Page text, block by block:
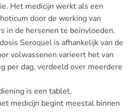
Het medicijn werkt als een
door de werking van
in de hersenen te beïnvloeden.
Seroquel is afhankelijk van de
volwassenen varieert het van
per dag, verdeeld over meerdere
is een tablet.
medicijn begint meestal binnen